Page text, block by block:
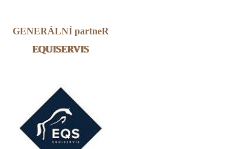
GENERÁLNÍ partneR
EQUISERVIS